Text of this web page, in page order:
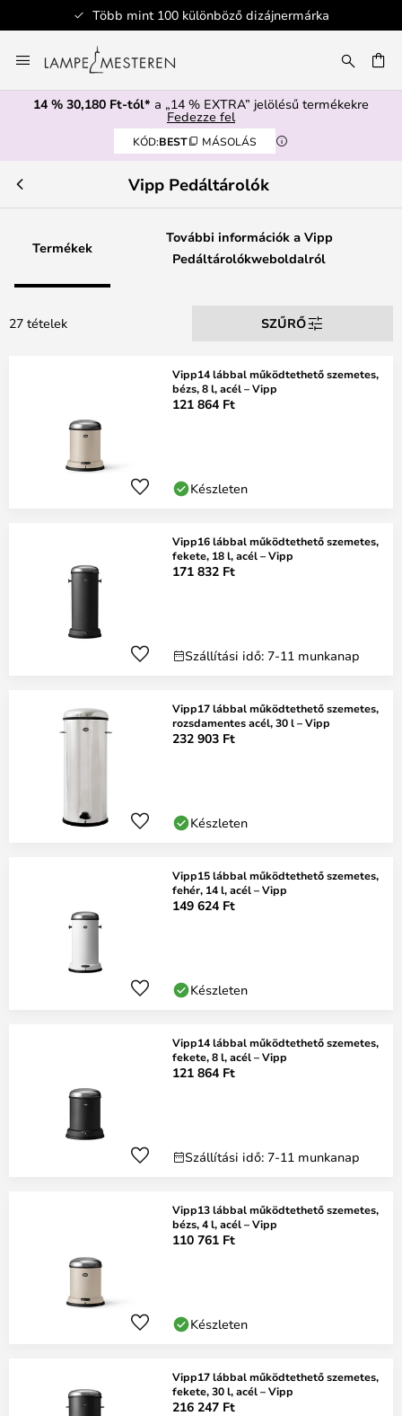
Biztonságos fizetés
a
tartalomhoz
14 % 30,180 Ft-tól* a „14 % EXTRA” jelölésű termékekre
Fedezze fel
KÓD:BEST MÁSOLÁS
Vipp Pedáltárolók
Termékek
További információk a Vipp
Pedáltárolókweboldalról
27 tételek SZŰRŐ
Vipp14 lábbal működtethető szemetes,
bézs, 8 l, acél – Vipp
121 864 Ft
Készleten
Vipp16 lábbal működtethető szemetes,
fekete, 18 l, acél – Vipp
171 832 Ft
Szállítási idő: 7-11 munkanap
Vipp17 lábbal működtethető szemetes,
rozsdamentes acél, 30 l – Vipp
232 903 Ft
Készleten
Vipp15 lábbal működtethető szemetes,
fehér, 14 l, acél – Vipp
149 624 Ft
Készleten
Vipp14 lábbal működtethető szemetes,
fekete, 8 l, acél – Vipp
121 864 Ft
Szállítási idő: 7-11 munkanap
Vipp13 lábbal működtethető szemetes,
bézs, 4 l, acél – Vipp
110 761 Ft
Készleten
Vipp17 lábbal működtethető szemetes,
fekete, 30 l, acél – Vipp
216 247 Ft